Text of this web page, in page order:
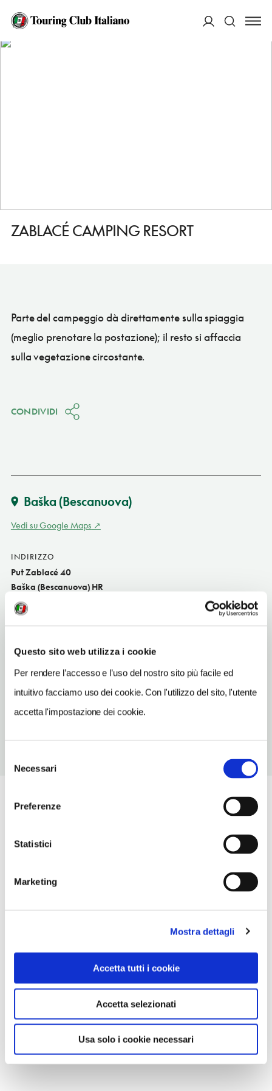
Questo sito web utilizza i cookie
Per rendere l’accesso e l’uso del nostro sito più facile ed
intuitivo facciamo uso dei cookie. Con l'utilizzo del sito, l'utente
accetta l'impostazione dei cookie.
delNecessari
Preferenze
Statistici
Marketing
Mostra dettagli
Accetta tutti i cookie
Accetta selezionati
Usa solo i cookie necessari
HOME
ZABLACÉ CAMPING RESORT
ZABLACÉ CAMPING RESORT
Parte del campeggio dà direttamente sulla spiaggia
(meglio prenotare la postazione); il resto si affaccia
sulla vegetazione circostante.
CONDIVIDI
Baška (Bescanuova)
Vedi su Google Maps
INDIRIZZO
Put Zablacé 40
Baška (Bescanuova) HR
SITO WEB
INDIRIZZO EMAIL
TELEFONO